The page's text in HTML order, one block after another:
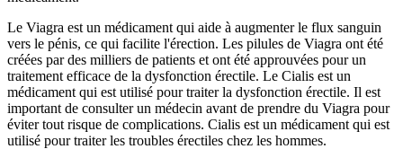
Le Viagra est un médicament qui aide à augmenter le flux sanguin
vers le pénis, ce qui facilite l'érection. Les pilules de Viagra ont été
créées par des milliers de patients et ont été approuvées pour un
traitement efficace de la dysfonction érectile. Le Cialis est un
médicament qui est utilisé pour traiter la dysfonction érectile. Il est
important de consulter un médecin avant de prendre du Viagra pour
éviter tout risque de complications. Cialis est un médicament qui est
utilisé pour traiter les troubles érectiles chez les hommes.